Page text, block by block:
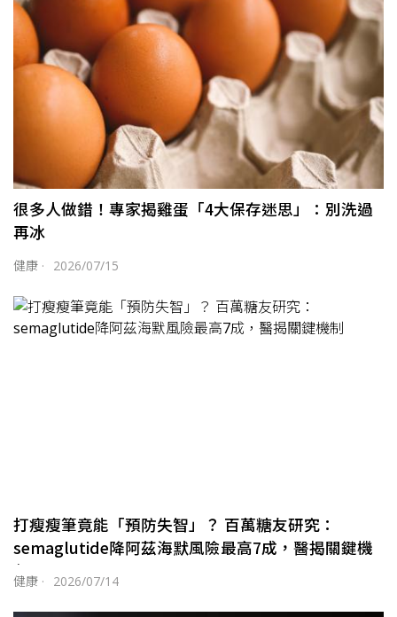
很多人做錯！專家揭雞蛋「4大保存迷思」：別洗過
再冰
健康 · 2026/07/15
打瘦瘦筆竟能「預防失智」？ 百萬糖友研究：
semaglutide降阿茲海默風險最高7成，醫揭關鍵機
制
健康 · 2026/07/14